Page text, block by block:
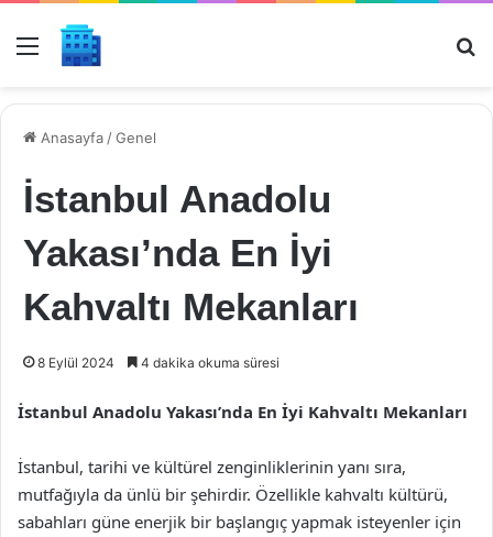
Menü
Anasayfa /Genel
İstanbul Anadolu
Yakası’nda En İyi
Kahvaltı Mekanları
8 Eylül 2024 4 dakika okuma süresi
İstanbul Anadolu Yakası’nda En İyi Kahvaltı Mekanları
İstanbul, tarihi ve kültürel zenginliklerinin yanı sıra,
mutfağıyla da ünlü bir şehirdir. Özellikle kahvaltı kültürü,
sabahları güne enerjik bir başlangıç yapmak isteyenler için